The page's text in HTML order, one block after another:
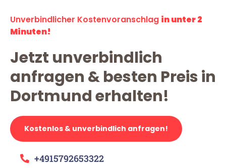
Unverbindlicher Kostenvoranschlag in unter 2
Minuten!
Jetzt unverbindlich
anfragen & besten Preis in
Dortmund erhalten!
Kostenlos & unverbindlich anfragen!
+4915792653322